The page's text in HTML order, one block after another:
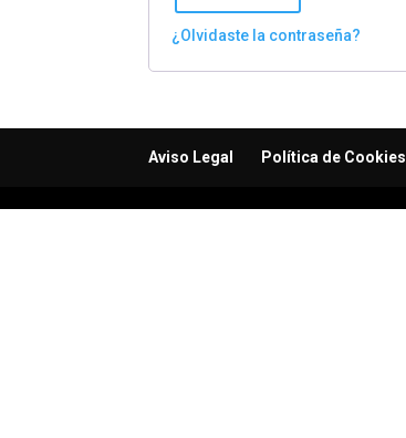
¿Olvidaste la contraseña?
Aviso Legal Política de Cookies